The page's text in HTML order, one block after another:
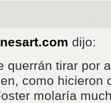
dijo:
querrán tirar por
como hicieron
molaría